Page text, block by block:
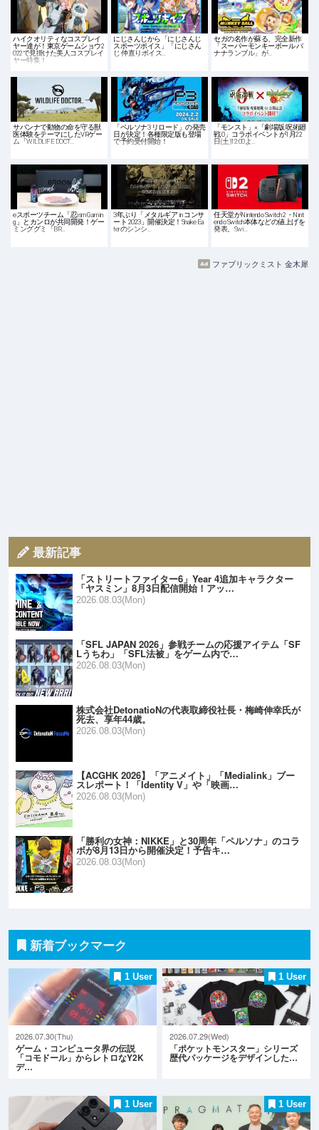
ハイクオリティなコスプレイ
ヤー達が！東京ゲームショウ2
022で見掛けた美人コスプレイ
ヤー特集！
にじさんじから「にじさんじ
スポーツボイス」「にじさん
じ 仲直りボイス…
セガの名作が蘇る、完全新作
「スーパーモンキーボール バ
ナナランブル」が…
サバンナで動物の命を守る獣
医体験をテーマにしたVRゲー
ム「WILDLIFE DOCT…
「ペルソナ3 リロード」の発売
日が決定！各種限定版も登場
で予約受付開始！
「モンスト」×「劇場版 呪術廻
戦 0」コラボイベントが1月22
日(土)12:00よ…
eスポーツチーム「忍ism Gamin
g」とカンロが共同開発！ゲー
ミンググミ「BR…
3年ぶり「メタルギア in コンサ
ート 2023」開催決定！Snake Ea
terのシンシ…
任天堂がNintendo Switch 2・Nint
endo Switch本体などの値上げを
発表。Swi…
ファブリックミスト 金木犀
最新記事
「ストリートファイター6」Year 4追加キャラクター
「ヤスミン」8月3日配信開始！アッ…
2026.08.03(Mon)
「SFL JAPAN 2026」参戦チームの応援アイテム「SF
Lうちわ」「SFL法被」をゲーム内で…
2026.08.03(Mon)
株式会社DetonatioNの代表取締役社長・梅崎伸幸氏が
死去、享年44歳。
2026.08.03(Mon)
【ACGHK 2026】「アニメイト」「Medialink」ブー
スレポート！「Identity V」や「映画…
2026.08.03(Mon)
「勝利の女神：NIKKE」と30周年「ペルソナ」のコラ
ボが8月13日から開催決定！予告キ…
2026.08.03(Mon)
新着ブックマーク
1 User
2026.07.30(Thu)
ゲーム・コンピュータ界の伝説
「コモドール」からレトロなY2K
デ…
1 User
2026.07.29(Wed)
「ポケットモンスター」シリーズ
歴代パッケージをデザインした…
1 User 1 User